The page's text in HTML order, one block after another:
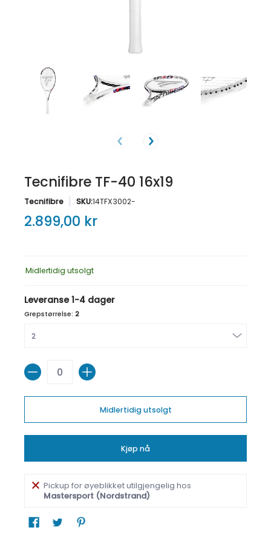
Tecnifibre TF-40 16x19
Tecnifibre SKU:14TFX3002-
2.899,00 kr
Midlertidig utsolgt
Leveranse 1-4 dager
Grepstørrelse: 2
Antall
Midlertidig utsolgt
Kjøp nå
Pickup for øyeblikket utilgjengelig hos
Mastersport (Nordstrand)